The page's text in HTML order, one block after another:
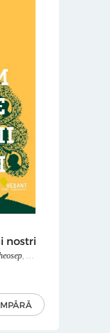
nostri
, Agnes Conrad